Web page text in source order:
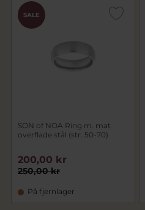
SALE
SON of NOA Ring m. mat
overflade stål (str. 50-70)
250,00 kr
200,00 kr
På fjernlager